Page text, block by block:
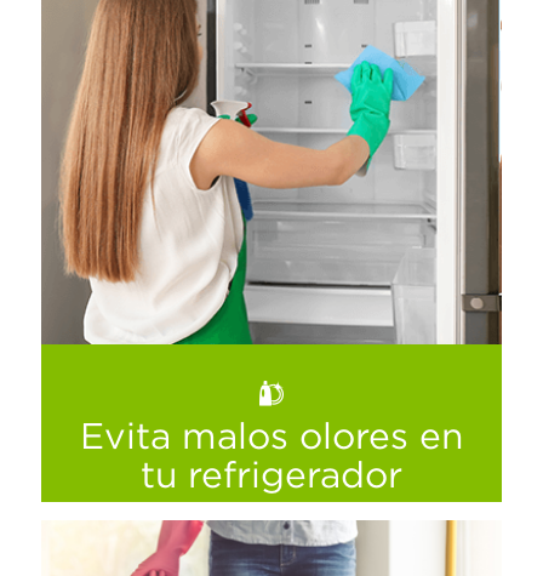
El baño es uno de los espacios del hogar
más propensos a gérmenes y bacterias, por
eso es recomendable limpiarlo y
desinfectarlo con regularidad. Te damos
Ver más
Evita malos olores en
tu refrigerador